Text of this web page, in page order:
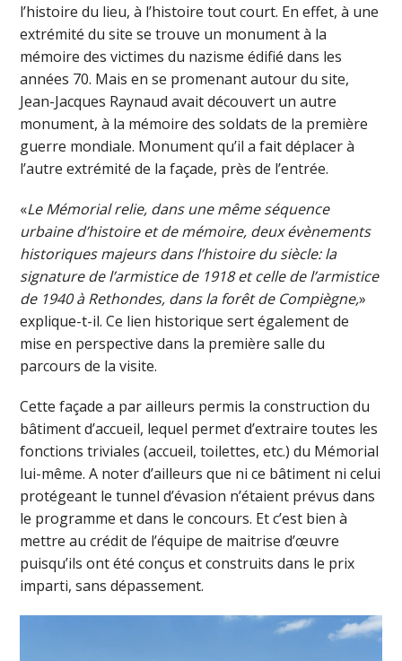
l’histoire du lieu, à l’histoire tout court. En effet, à une
extrémité du site se trouve un monument à la
mémoire des victimes du nazisme édifié dans les
années 70. Mais en se promenant autour du site,
Jean-Jacques Raynaud avait découvert un autre
monument, à la mémoire des soldats de la première
guerre mondiale. Monument qu’il a fait déplacer à
l’autre extrémité de la façade, près de l’entrée.
«Le Mémorial relie, dans une même séquence
urbaine d’histoire et de mémoire, deux évènements
historiques majeurs dans l’histoire du siècle: la
signature de l’armistice de 1918 et celle de l’armistice
de 1940 à Rethondes, dans la forêt de Compiègne,»
explique-t-il. Ce lien historique sert également de
mise en perspective dans la première salle du
parcours de la visite.
Cette façade a par ailleurs permis la construction du
bâtiment d’accueil, lequel permet d’extraire toutes les
fonctions triviales (accueil, toilettes, etc.) du Mémorial
lui-même. A noter d’ailleurs que ni ce bâtiment ni celui
protégeant le tunnel d’évasion n’étaient prévus dans
le programme et dans le concours. Et c’est bien à
mettre au crédit de l’équipe de maitrise d’œuvre
puisqu’ils ont été conçus et construits dans le prix
imparti, sans dépassement.